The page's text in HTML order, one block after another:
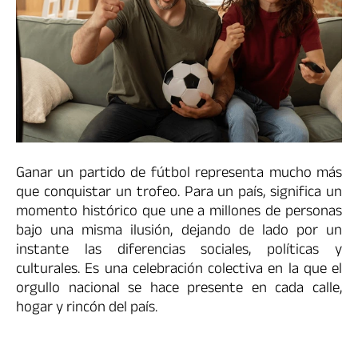
Ganar un partido de fútbol representa mucho más
que conquistar un trofeo. Para un país, significa un
momento histórico que une a millones de personas
bajo una misma ilusión, dejando de lado por un
instante las diferencias sociales, políticas y
culturales. Es una celebración colectiva en la que el
orgullo nacional se hace presente en cada calle,
hogar y rincón del país.